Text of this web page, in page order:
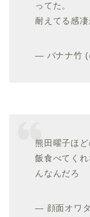
ってた。
耐えてる感
— バナナ竹
熊田曜子ほ
飯食べてく
んなんだろ
— 顔面オワ